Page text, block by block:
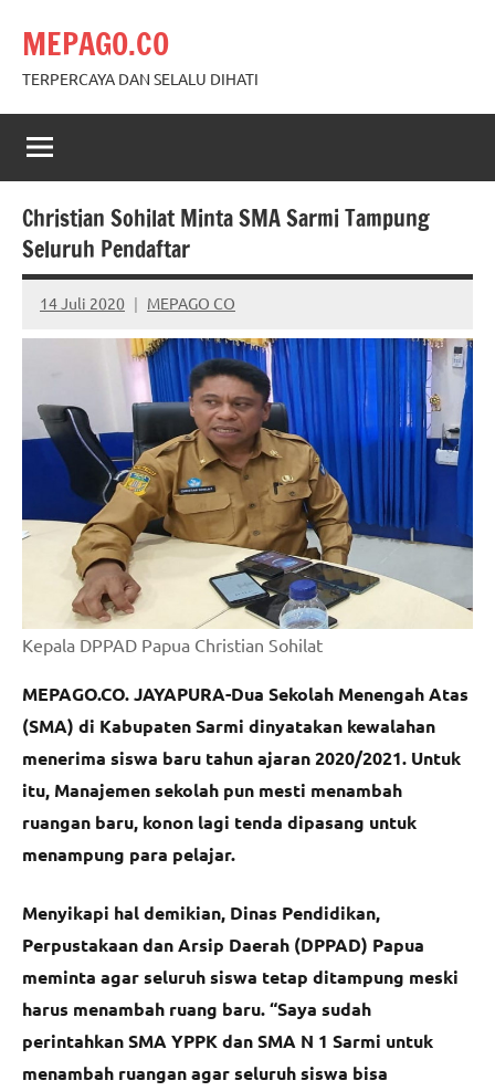
content
MEPAGO.CO
TERPERCAYA DAN SELALU DIHATI
Christian Sohilat Minta SMA Sarmi Tampung
Seluruh Pendaftar
14 Juli 2020 MEPAGO CO
No
comments
Kepala DPPAD Papua Christian Sohilat
MEPAGO.CO. JAYAPURA-Dua Sekolah Menengah Atas
(SMA) di Kabupaten Sarmi dinyatakan kewalahan
menerima siswa baru tahun ajaran 2020/2021. Untuk
itu, Manajemen sekolah pun mesti menambah
ruangan baru, konon lagi tenda dipasang untuk
menampung para pelajar.
Menyikapi hal demikian, Dinas Pendidikan,
Perpustakaan dan Arsip Daerah (DPPAD) Papua
meminta agar seluruh siswa tetap ditampung meski
harus menambah ruang baru. “Saya sudah
perintahkan SMA YPPK dan SMA N 1 Sarmi untuk
menambah ruangan agar seluruh siswa bisa